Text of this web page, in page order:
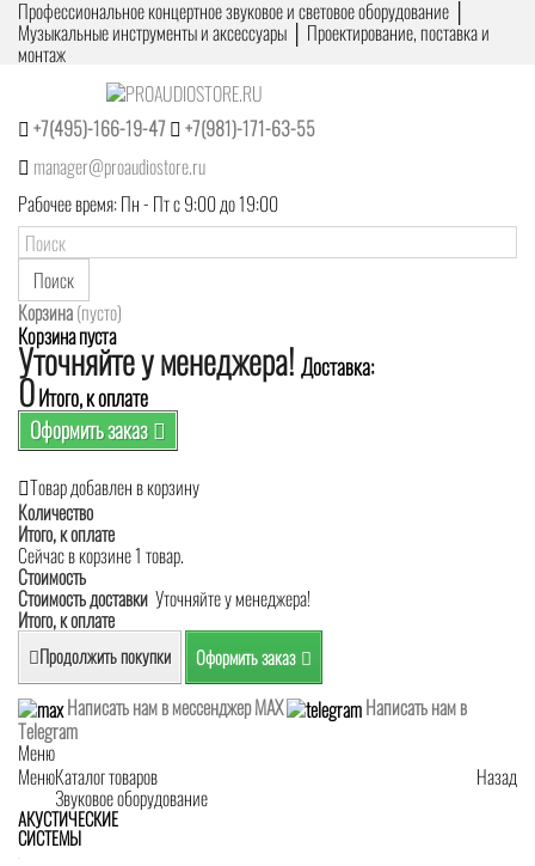
Профессиональное концертное звуковое и световое оборудование │
Музыкальные инструменты и аксессуары │ Проектирование, поставка и
монтаж
+7(495)-166-19-47
+7(981)-171-63-55
manager@proaudiostore.ru
Рабочее время: Пн - Пт с 9:00 до 19:00
Поиск
Корзина(пусто)
Корзина пуста
Уточняйте у менеджера! Доставка:
0Итого, к оплате
Оформить заказ
Товар добавлен в корзину
Количество
Итого, к оплате
Сейчас в корзине 1 товар.
Стоимость
Стоимость доставки Уточняйте у менеджера!
Итого, к оплате
Продолжить покупки Оформить заказ
Написать нам в мессенджер MAX
Написать нам в
Telegram
Меню
Меню
Назад
Каталог товаров
Звуковое оборудование
АКУСТИЧЕСКИЕ
СИСТЕМЫ